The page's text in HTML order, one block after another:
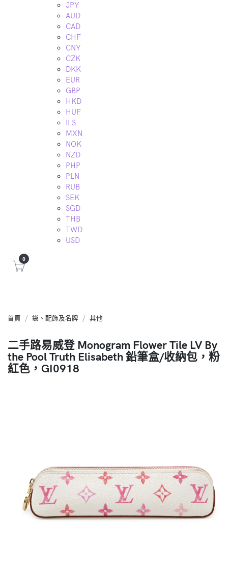
JPY
AUD
CAD
CHF
CNY
CZK
DKK
EUR
GBP
HKD
HUF
ILS
MXN
NOK
NZD
PHP
PLN
RUB
SEK
SGD
THB
TWD
USD
0
首頁 袋、配飾及名牌 其他
二手路易威登 Monogram Flower Tile LV By
the Pool Truth Elisabeth 鉛筆盒/收納包，粉
紅色，GI0918